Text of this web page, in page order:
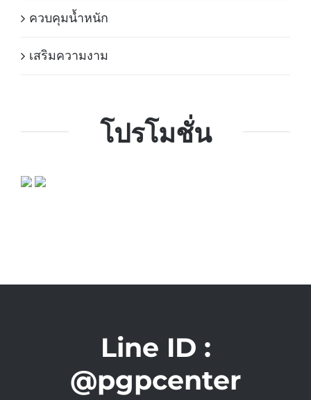
ควบคุมน้ำหนัก
เสริมความงาม
โปรโมชั่น
Line ID :
@pgpcenter